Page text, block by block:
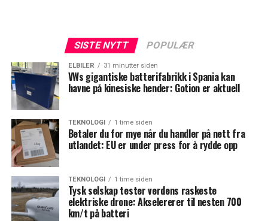
SISTE NYTT POPULÆR
ELBILER 31 minutter siden
VWs gigantiske batterifabrikk i Spania kan
havne på kinesiske hender: Gotion er aktuell
TEKNOLOGI 1 time siden
Betaler du for mye når du handler på nett fra
utlandet: EU er under press for å rydde opp
TEKNOLOGI 1 time siden
Tysk selskap tester verdens raskeste
elektriske drone: Akselererer til nesten 700
km/t på batteri